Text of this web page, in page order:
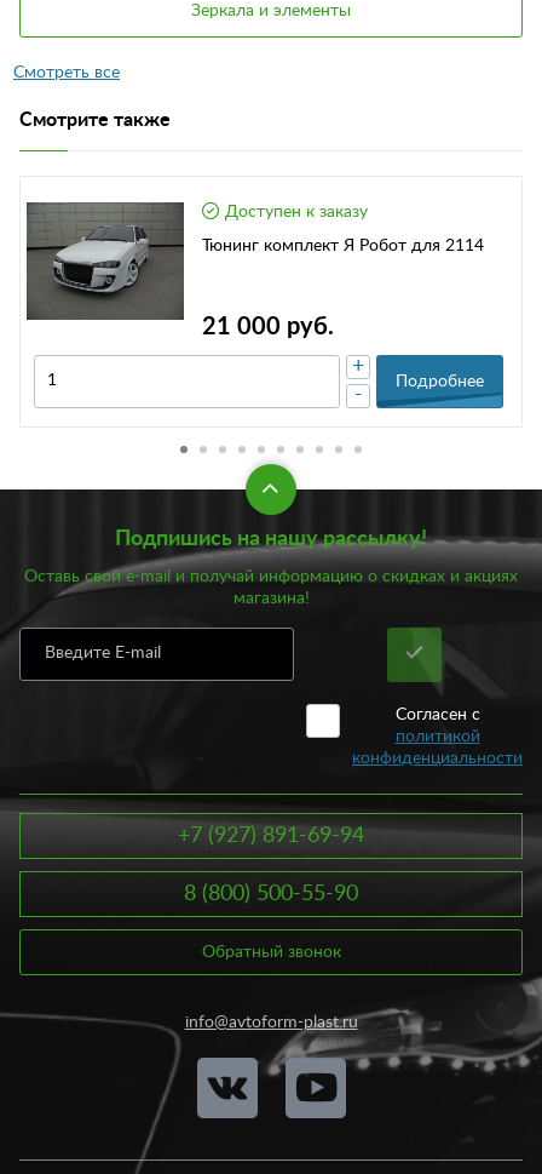
Зеркала и элементы
Смотрите также
Доступен к заказу
Тюнинг комплект Я Робот для 2114
21 000 руб.
-
+
Подробнее
Подпишись на нашу рассылку!
Оставь свой e-mail и получай информацию о скидках и акциях
магазина!
Согласен с
политикой
конфиденциальности
+7 (927) 891-69-94
8 (800) 500-55-90
Обратный звонок
info@avtoform-plast.ru